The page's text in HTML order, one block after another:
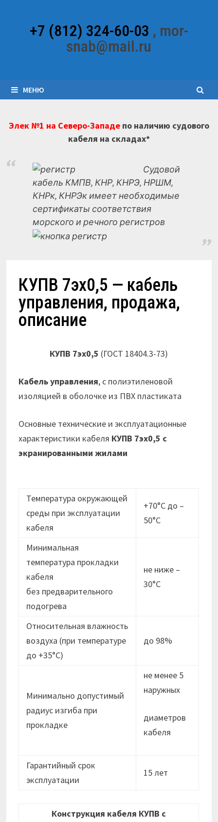
содержимому+7 (812) 324-60-03 , mor-
snab@mail.ru
МЕНЮ
Элек №1 на Северо-Западепо наличию судового
кабеля на складах*
Судовой
кабель КМПВ, КНР, КНРЭ, НРШМ,
КНРк, КНРЭк имеет необходимые
сертификаты соответствия
морского и речного регистров
КУПВ 7эх0,5 — кабель
управления, продажа,
описание
КУПВ 7эх0,5 (ГОСТ 18404.3-73)
Кабель управления, с полиэтиленовой
изоляцией в оболочке из ПВХ пластиката
Основные технические и эксплуатационные
характеристики кабеля КУПВ 7эх0,5 с
экранированными жилами
Температура окружающей
среды при эксплуатации
кабеля
+70°С до –
50°С
Минимальная
температура прокладки
кабеля
без предварительного
подогрева
не ниже –
30°C
Относительная влажность
воздуха (при температуре
до +35°С)
до 98%
Минимально допустимый
радиус изгиба при
прокладке
не менее 5
наружных
диаметров
кабеля
Гарантийный срок
эксплуатации
15 лет
Конструкция кабеля КУПВ с